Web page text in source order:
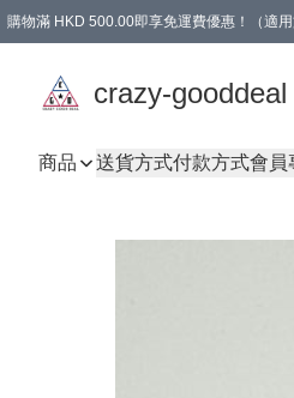
購物滿 HKD 500.00即享免運費優惠！（適
crazy-gooddeal
商品 送貨方式付款方式會員